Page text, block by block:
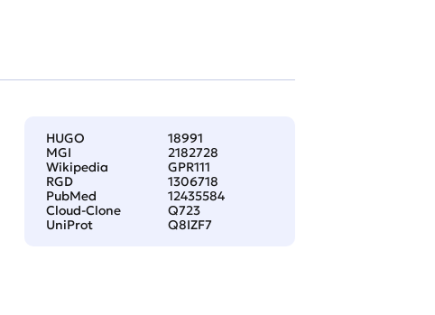
HUGO
18991
MGI
2182728
Wikipedia
GPR111
RGD
1306718
PubMed
12435584
Cloud-Clone
Q723
UniProt
Q8IZF7